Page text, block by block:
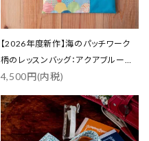
【2026年度新作】海のパッチワーク
柄のレッスンバッグ：アクアブルー
｜サイズ変更対応
4,500円(内税)
favorite